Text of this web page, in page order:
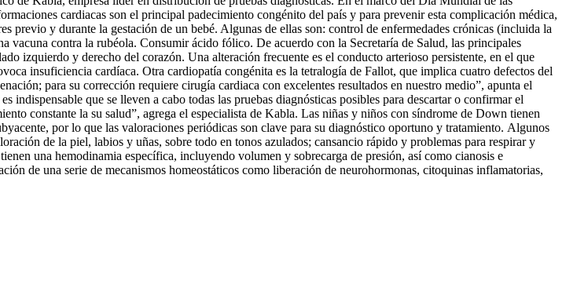
cardiacas son el principal padecimiento congénito del país y para prevenir esta complicación médica,
previo y durante la gestación de un bebé. Algunas de ellas son: control de enfermedades crónicas (incluida la
vacuna contra la rubéola. Consumir ácido fólico. De acuerdo con la Secretaría de Salud, las principales
izquierdo y derecho del corazón. Una alteración frecuente es el conducto arterioso persistente, en el que
insuficiencia cardíaca. Otra cardiopatía congénita es la tetralogía de Fallot, que implica cuatro defectos del
para su corrección requiere cirugía cardiaca con excelentes resultados en nuestro medio”, apunta el
que se lleven a cabo todas las pruebas diagnósticas posibles para descartar o confirmar el
constante la su salud”, agrega el especialista de Kabla. Las niñas y niños con síndrome de Down tienen
por lo que las valoraciones periódicas son clave para su diagnóstico oportuno y tratamiento. Algunos
de la piel, labios y uñas, sobre todo en tonos azulados; cansancio rápido y problemas para respirar y
una hemodinamia específica, incluyendo volumen y sobrecarga de presión, así como cianosis e
de una serie de mecanismos homeostáticos como liberación de neurohormonas, citoquinas inflamatorias,